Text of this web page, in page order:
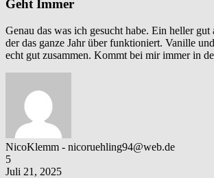
Geht Immer
Genau das was ich gesucht habe. Ein heller
der das ganze Jahr über funktioniert. Vanille
echt gut zusammen. Kommt bei mir immer in
NicoKlemm - nicoruehling94@web.de
5
Juli 21, 2025